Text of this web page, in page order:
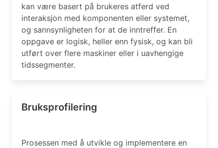
kan være basert på brukeres atferd ved
interaksjon med komponenten eller systemet,
og sannsynligheten for at de inntreffer. En
oppgave er logisk, heller enn fysisk, og kan bli
utført over flere maskiner eller i uavhengige
tidssegmenter.
Bruksprofilering
Prosessen med å utvikle og implementere en